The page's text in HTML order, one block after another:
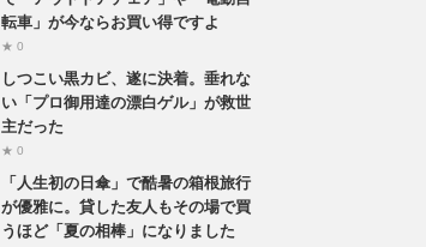
転車」が今ならお買い得ですよ
★ 0
しつこい黒カビ、遂に決着。垂れな
い「プロ御用達の漂白ゲル」が救世
主だった
★ 0
「人生初の日傘」で酷暑の箱根旅行
が優雅に。貸した友人もその場で買
うほど「夏の相棒」になりました